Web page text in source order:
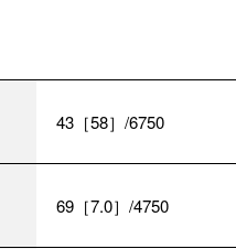
43［58］/6750
69［7.0］/4750